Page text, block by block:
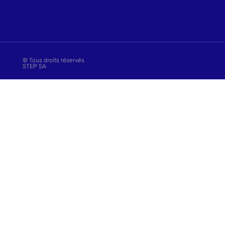
© Tous droits réservés
STEP SA